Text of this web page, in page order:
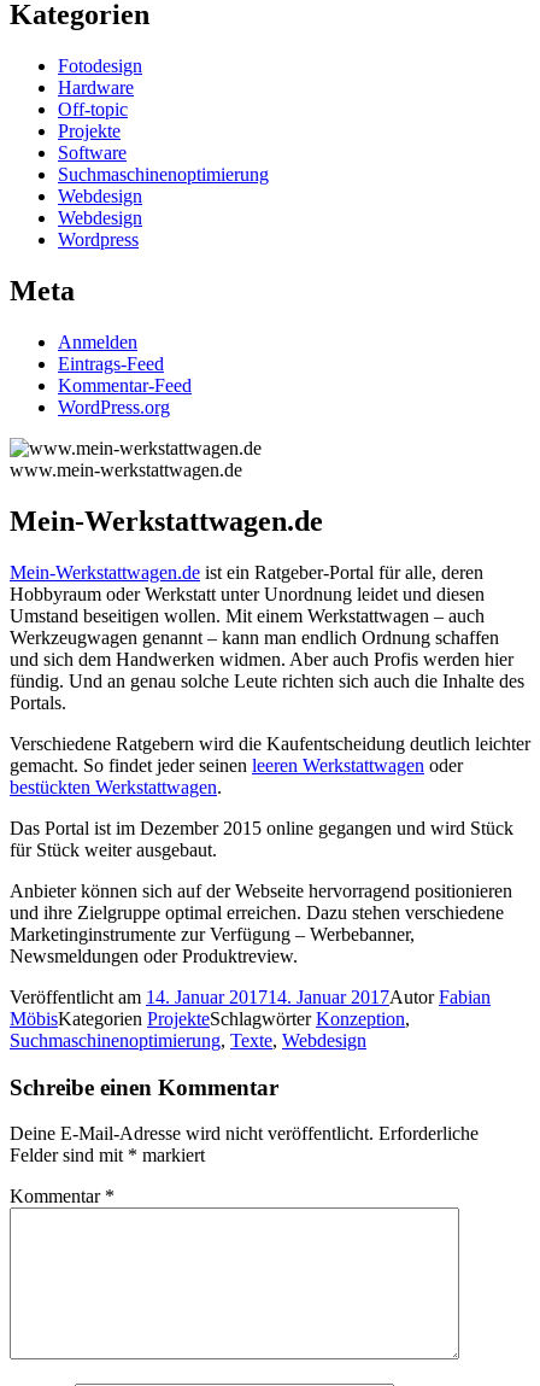
Kategorien
Fotodesign
Hardware
Off-topic
Projekte
Software
Suchmaschinenoptimierung
Webdesign
Webdesign
Wordpress
Meta
Anmelden
Eintrags-Feed
Kommentar-Feed
WordPress.org
www.mein-werkstattwagen.de
Mein-Werkstattwagen.de
Mein-Werkstattwagen.de ist ein Ratgeber-Portal für alle, deren
Hobbyraum oder Werkstatt unter Unordnung leidet und diesen
Umstand beseitigen wollen. Mit einem Werkstattwagen – auch
Werkzeugwagen genannt – kann man endlich Ordnung schaffen
und sich dem Handwerken widmen. Aber auch Profis werden hier
fündig. Und an genau solche Leute richten sich auch die Inhalte des
Portals.
Verschiedene Ratgebern wird die Kaufentscheidung deutlich leichter
gemacht. So findet jeder seinen leeren Werkstattwagen oder
bestückten Werkstattwagen.
Das Portal ist im Dezember 2015 online gegangen und wird Stück
für Stück weiter ausgebaut.
Anbieter können sich auf der Webseite hervorragend positionieren
und ihre Zielgruppe optimal erreichen. Dazu stehen verschiedene
Marketinginstrumente zur Verfügung – Werbebanner,
Newsmeldungen oder Produktreview.
Veröffentlicht am 14. Januar 201714. Januar 2017AutorFabian
MöbisKategorien ProjekteSchlagwörterKonzeption,
Suchmaschinenoptimierung, Texte, Webdesign
Schreibe einen Kommentar
Deine E-Mail-Adresse wird nicht veröffentlicht. Erforderliche
Felder sind mit * markiert
Kommentar *